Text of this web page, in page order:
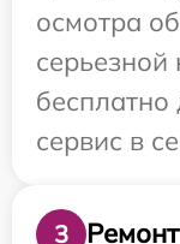
осмотра
бесплатно
сервис в
3